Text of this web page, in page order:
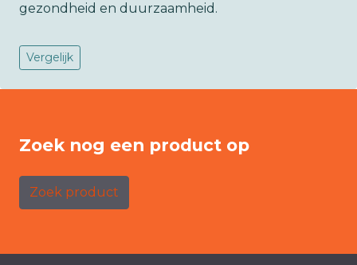
gezondheid en duurzaamheid.
Vergelijk
Zoek nog een product op
Zoek product